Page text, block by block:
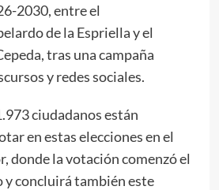
2030, entre el
de la Espriella y el
tras una campaña
y redes sociales.
ciudadanos están
en estas elecciones en el
donde la votación comenzó el
y concluirá también este